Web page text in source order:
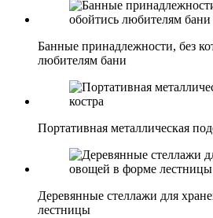
Банные принадлежности, без
любителям бани
Портативная металлическая
Деревянные стеллажи для
лестницы